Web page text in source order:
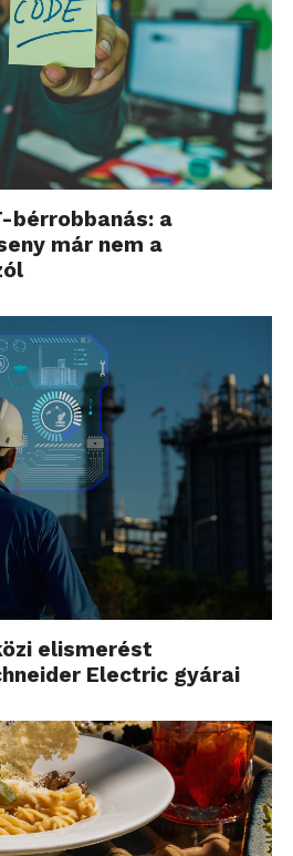
bérrobbanás: a
már nem a
elismerést
Electric gyárai